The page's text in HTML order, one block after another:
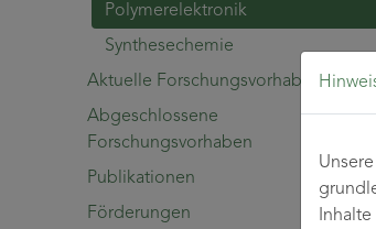
Polymerelektronik
Synthesechemie
Aktuelle Forschungsvorhaben
Abgeschlossene
Forschungsvorhaben
Publikationen
Förderungen